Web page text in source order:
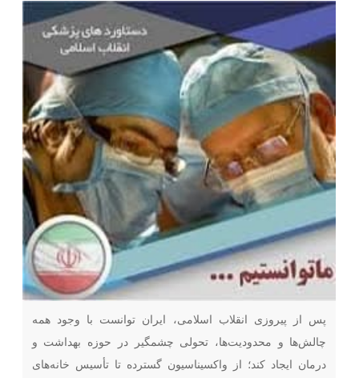
پس از پیروزی انقلاب اسلامی، ایران توانست با وجود همه
چالش‌ها و محدودیت‌ها، تحولی چشمگیر در حوزه بهداشت و
درمان ایجاد کند؛ از واکسیناسیون گسترده تا تأسیس خانه‌های